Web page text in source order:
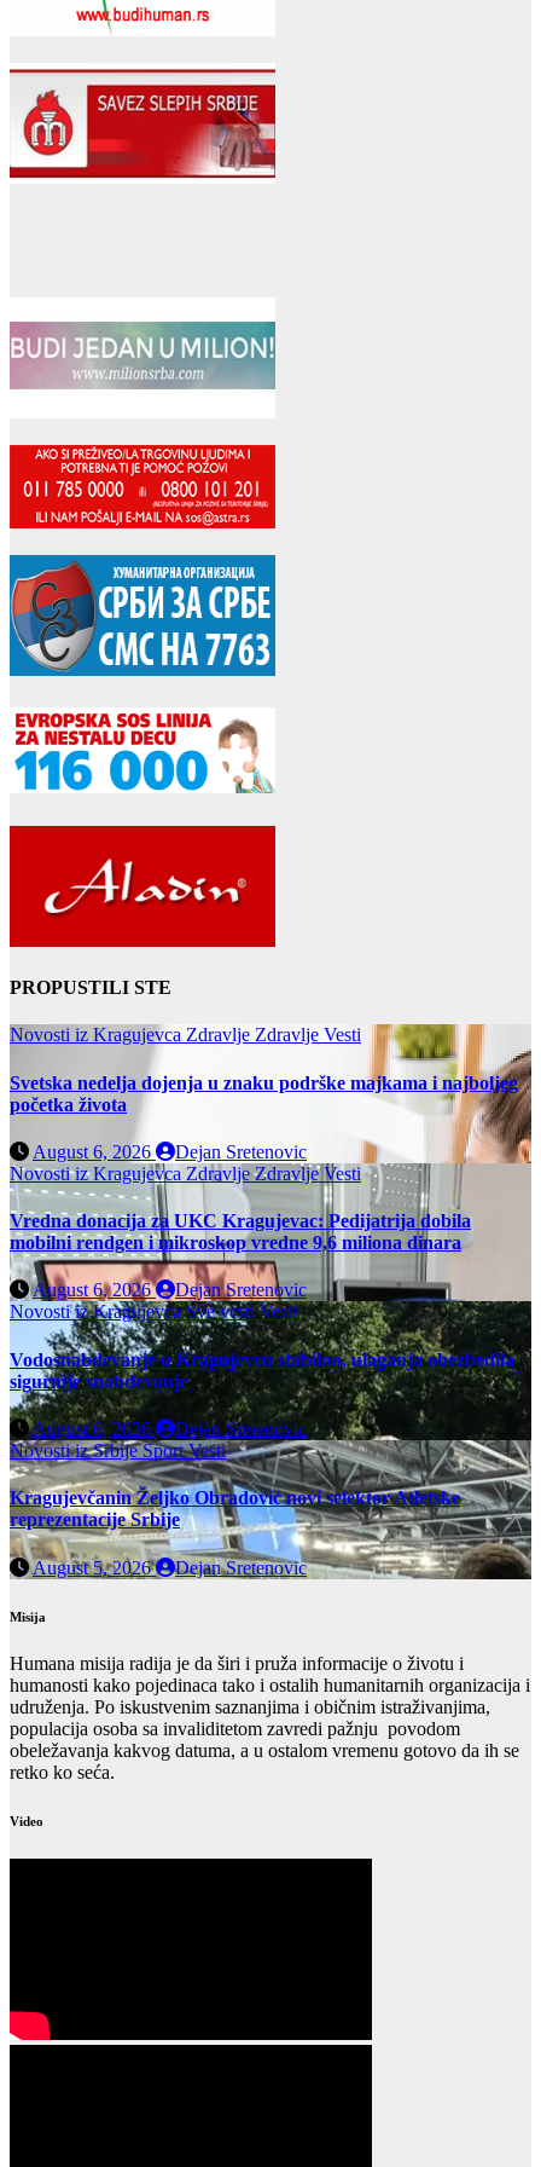
PROPUSTILI STE
Novosti iz Kragujevca Zdravlje Zdravlje Vesti
Svetska nedelja dojenja u znaku podrške majkama i najboljeg
početka života
August 6, 2026
Dejan Sretenovic
Novosti iz Kragujevca ZdravljeZdravlje Vesti
Vredna donacija za UKC Kragujevac: Pedijatrija dobila
mobilni rendgen i mikroskop vredne 9,6 miliona dinara
August 6, 2026
Dejan Sretenovic
Novosti iz KragujevcaSve vestiVesti
Vodosnabdevanje u Kragujevcu stabilno, ulaganja obezbedila
sigurnije snabdevanje
August 6, 2026
Dejan Sretenovic
Novosti iz SrbijeSportVesti
Kragujevčanin Željko Obradović novi selektor Atletske
reprezentacije Srbije
August 5, 2026 Dejan Sretenovic
Misija
Humana misija radija je da širi i pruža informacije o životu i
humanosti kako pojedinaca tako i ostalih humanitarnih organizacija i
udruženja. Po iskustvenim saznanjima i običnim istraživanjima,
populacija osoba sa invaliditetom zavredi pažnju povodom
obeležavanja kakvog datuma, a u ostalom vremenu gotovo da ih se
retko ko seća.
Video